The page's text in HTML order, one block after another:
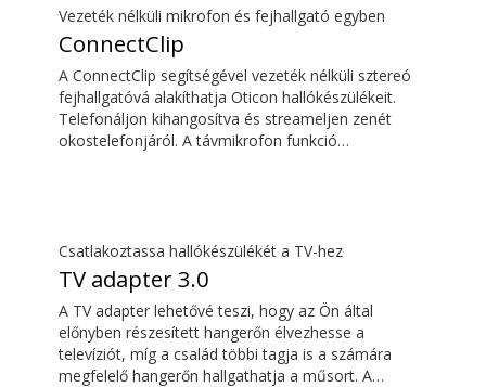
Vezeték nélküli mikrofon és fejhallgató egyben
ConnectClip
A ConnectClip segítségével vezeték nélküli sztereó
fejhallgatóvá alakíthatja Oticon hallókészülékeit.
Telefonáljon kihangosítva és streameljen zenét
okostelefonjáról. A távmikrofon funkció
Csatlakoztassa hallókészülékét a TV-hez
TV adapter 3.0
A TV adapter lehetővé teszi, hogy az Ön által
előnyben részesített hangerőn élvezhesse a
televíziót, míg a család többi tagja is a számára
megfelelő hangerőn hallgathatja a műsort. A